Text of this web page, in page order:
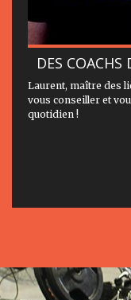
DES
Laurent, maître des
vous conseiller et
quotidien !